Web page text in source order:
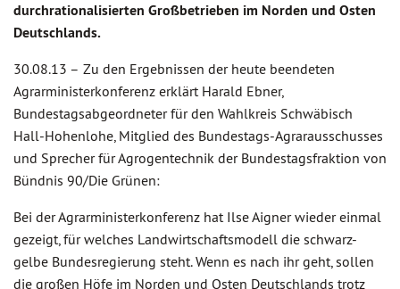
durchrationalisierten Großbetrieben im Norden und Osten
Deutschlands.
30.08.13 – Zu den Ergebnissen der heute beendeten
Agrarministerkonferenz erklärt Harald Ebner,
Bundestagsabgeordneter für den Wahlkreis Schwäbisch
Hall-Hohenlohe, Mitglied des Bundestags-Agrarausschusses
und Sprecher für Agrogentechnik der Bundestagsfraktion von
Bündnis 90/Die Grünen:
Bei der Agrarministerkonferenz hat Ilse Aigner wieder einmal
gezeigt, für welches Landwirtschaftsmodell die schwarz-
gelbe Bundesregierung steht. Wenn es nach ihr geht, sollen
die großen Höfe im Norden und Osten Deutschlands trotz